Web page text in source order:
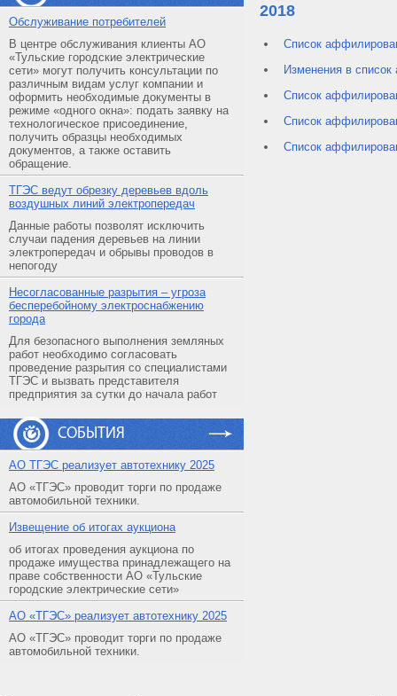
Обслуживание потребителей
В центре обслуживания клиенты АО
«Тульские городские электрические
сети» могут получить консультации по
различным видам услуг компании и
оформить необходимые документы в
режиме «одного окна»: подать заявку на
технологическое присоединение,
получить образцы необходимых
документов, а также оставить
обращение.
ТГЭС ведут обрезку деревьев вдоль
воздушных линий электропередач
Данные работы позволят исключить
случаи падения деревьев на линии
электропередач и обрывы проводов в
непогоду
Несогласованные разрытия – угроза
бесперебойному электроснабжению
города
Для безопасного выполнения земляных
работ необходимо согласовать
проведение разрытия со специалистами
ТГЭС и вызвать представителя
предприятия за сутки до начала работ
СОБЫТИЯ
АO ТГЭС реализует автотехнику 2025
АО «ТГЭС» проводит торги по продаже
автомобильной техники.
Извещение об итогах аукциона
об итогах проведения аукциона по
продаже имущества принадлежащего на
праве собственности АО «Тульские
городские электрические сети»
АO «ТГЭС» реализует автотехнику 2025
АО «ТГЭС» проводит торги по продаже
автомобильной техники.
2018
Список
Изменения в
Список
Список
Список